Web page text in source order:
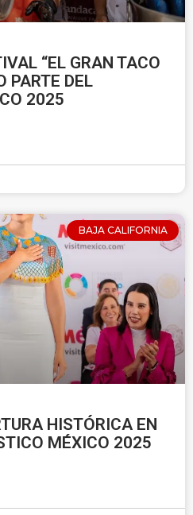
“EL GRAN TACO
PARTE DEL
2025
BAJA CALIFORNIA
HISTÓRICA EN
MÉXICO 2025